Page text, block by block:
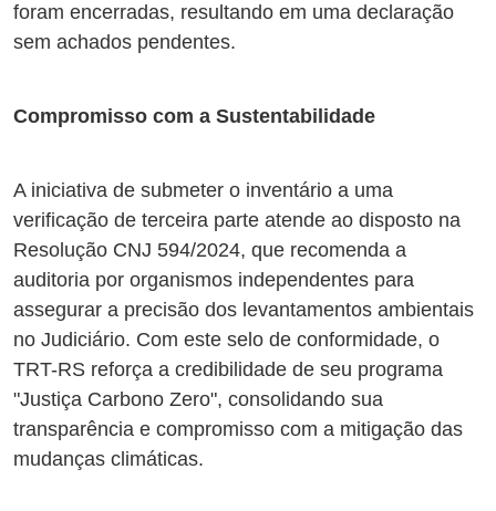
foram encerradas, resultando em uma declaração
sem achados pendentes.
Compromisso com a Sustentabilidade
A iniciativa de submeter o inventário a uma
verificação de terceira parte atende ao disposto na
Resolução CNJ 594/2024, que recomenda a
auditoria por organismos independentes para
assegurar a precisão dos levantamentos ambientais
no Judiciário. Com este selo de conformidade, o
TRT-RS reforça a credibilidade de seu programa
"Justiça Carbono Zero", consolidando sua
transparência e compromisso com a mitigação das
mudanças climáticas.